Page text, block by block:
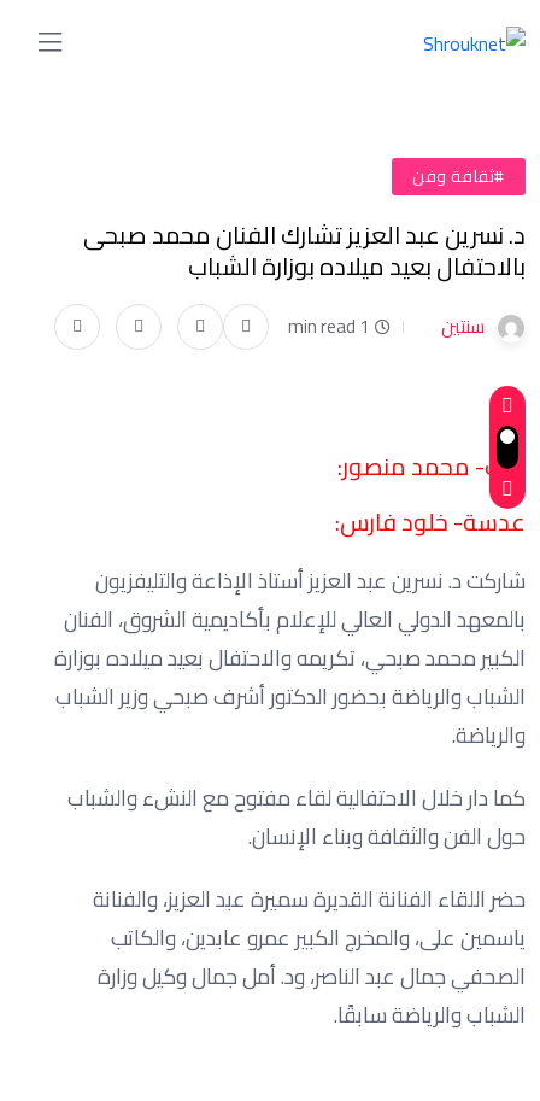
#ثقافة وفن
د. نسرين عبد العزيز تشارك الفنان محمد صبحى
بالاحتفال بعيد ميلاده بوزارة الشباب
سنتين 1 min read
كتب- محمد منصور:
عدسة- خلود فارس:
شاركت د. نسرين عبد العزيز أستاذ الإذاعة والتليفزيون
بالمعهد الدولي العالي للإعلام بأكاديمية الشروق، الفنان
الكبير محمد صبحي، تكريمه والاحتفال بعيد ميلاده بوزارة
الشباب والرياضة بحضور الدكتور أشرف صبحي وزير الشباب
والرياضة.
كما دار خلال الاحتفالية لقاء مفتوح مع النشء والشباب
حول الفن والثقافة وبناء الإنسان.
حضر اللقاء الفنانة القديرة سميرة عبد العزيز، والفنانة
ياسمين على، والمخرج الكبير عمرو عابدين، والكاتب
الصحفي جمال عبد الناصر، ود. أمل جمال وكيل وزارة
الشباب والرياضة سابقًا.